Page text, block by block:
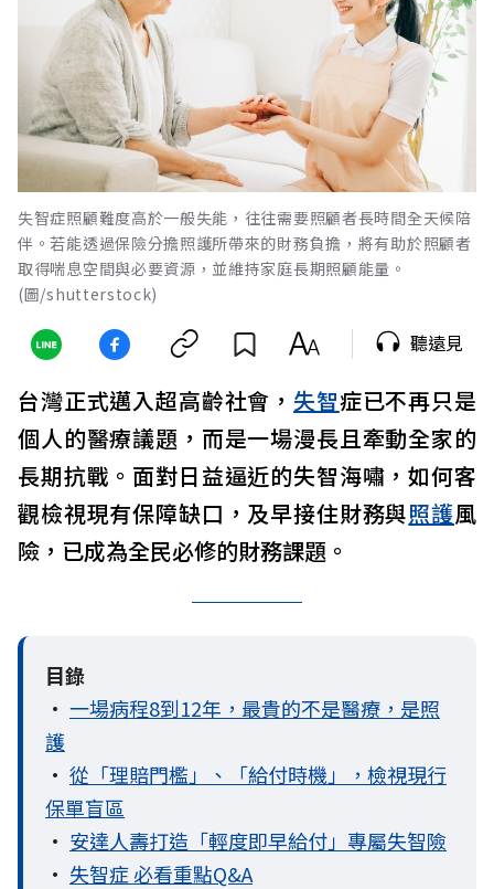
失智症照顧難度高於一般失能，往往需要照顧者長時間全天候陪
伴。若能透過保險分擔照護所帶來的財務負擔，將有助於照顧者
取得喘息空間與必要資源，並維持家庭長期照顧能量。
(圖/shutterstock)
聽遠見
台灣正式邁入超高齡社會， 失智症已不再只是
個人的醫療議題，而是一場漫長且牽動全家的
長期抗戰。面對日益逼近的失智海嘯，如何客
觀檢視現有保障缺口，及早接住財務與照護風
險，已成為全民必修的財務課題。
目錄
• 一場病程8到12年，最貴的不是醫療，是照
護
• 從「理賠門檻」、「給付時機」，檢視現行
保單盲區
• 安達人壽打造「輕度即早給付」專屬失智險
• 失智症 必看重點Q&A